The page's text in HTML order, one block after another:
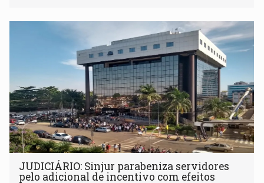
JUDICIÁRIO: Sinjur parabeniza servidores
pelo adicional de incentivo com efeitos